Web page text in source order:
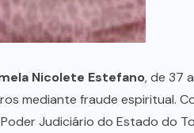
Nicolete Estefano, de 37
mediante fraude espiritual.
Judiciário do Estado do